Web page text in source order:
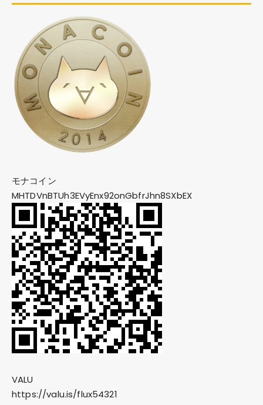
モナコイン
MHTDVnBTUh3EVyEnx92onGbfrJhn8SXbEX
VALU
https://valu.is/flux54321